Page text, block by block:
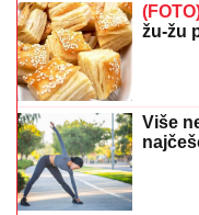
žu-žu
Više